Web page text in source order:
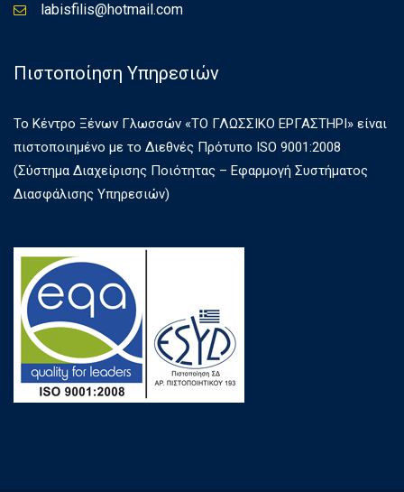
labisfilis@hotmail.com
Πιστοποίηση Υπηρεσιών
Το Κέντρο Ξένων Γλωσσών «ΤΟ ΓΛΩΣΣΙΚΟ ΕΡΓΑΣΤΗΡΙ» είναι
πιστοποιημένο με το Διεθνές Πρότυπο ISO 9001:2008
(Σύστημα Διαχείρισης Ποιότητας – Εφαρμογή Συστήματος
Διασφάλισης Υπηρεσιών)